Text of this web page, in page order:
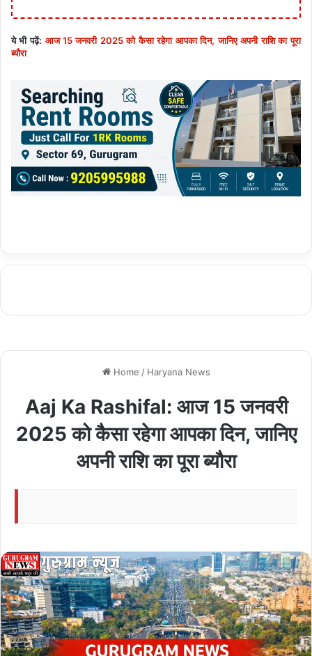
ये भी पढ़ें: आज 15 जनवरी 2025 को कैसा रहेगा आपका दिन, जानिए अपनी राशि का पूरा
ब्यौरा